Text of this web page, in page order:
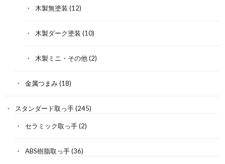
木製無塗装 (12)
木製ダーク塗装 (10)
木製ミニ・その他(2)
金属つまみ(18)
スタンダード取っ手(245)
セラミック取っ手(2)
ABS樹脂取っ手(36)